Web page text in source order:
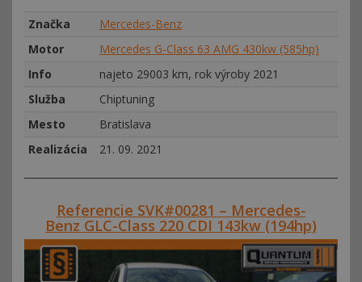
Značka
Mercedes-Benz
Motor
Mercedes G-Class 63 AMG 430kw (585hp)
Info
najeto 29003 km, rok výroby 2021
Služba
Chiptuning
Mesto
Bratislava
Realizácia
21. 09. 2021
Referencie SVK#00281 – Mercedes-
Benz GLC-Class 220 CDI 143kw (194hp)